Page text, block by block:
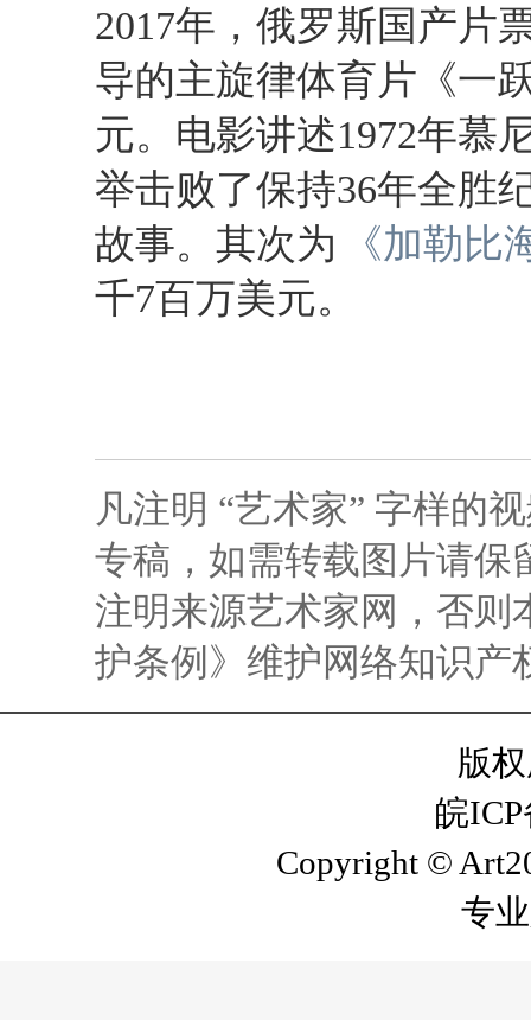
2017年，俄罗斯国产片
导的主旋律体育片《一
元。电影讲述1972年慕
举击败了保持36年全胜
故事。其次为
《加勒比
千7百万美元。
凡注明 “艺术家” 字样的
专稿，如需转载图片请保
注明来源艺术家网，否则
护条例》维护网络知识产
版
皖
Copyright ©
专